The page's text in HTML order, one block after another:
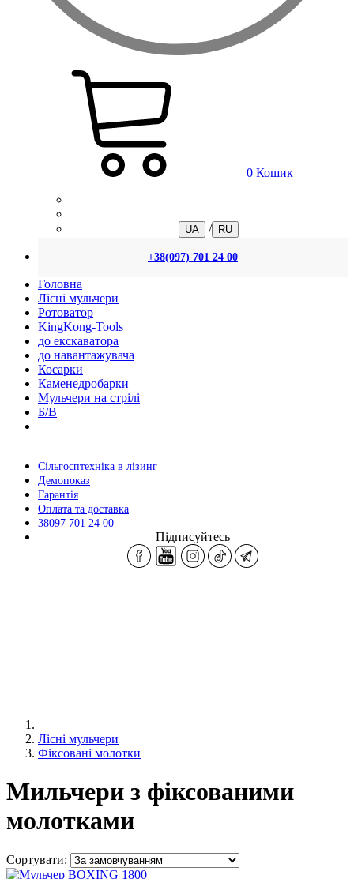
0 Кошик
UA / RU
+38(097) 701 24 00
Головна
Лісні мульчери
Ротоватор
KingKong-Tools
до екскаватора
до навантажувача
Косарки
Каменедробарки
Мульчери на стрілі
Б/В
Сільгосптехніка в лізинг
Демопоказ
Гарантія
Оплата та доставка
38097 701 24 00
Підписуйтесь
Лісні мульчери
Фіксовані молотки
Мильчери з фіксованими
молотками
Сортувати: